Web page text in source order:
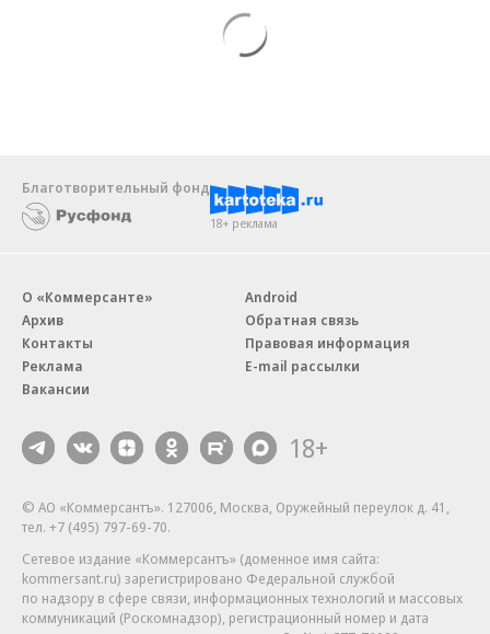
Благотворительный фонд
18+ реклама
О «Коммерсанте»
Архив
Контакты
Реклама
Вакансии
Android
Обратная связь
Правовая информация
E-mail рассылки
18+
© АО «Коммерсантъ». 127006, Москва, Оружейный переулок д. 41,
тел. +7 (495) 797-69-70.
Сетевое издание «Коммерсантъ» (доменное имя сайта:
kommersant.ru) зарегистрировано Федеральной службой
по надзору в сфере связи, информационных технологий и массовых
коммуникаций (Роскомнадзор), регистрационный номер и дата